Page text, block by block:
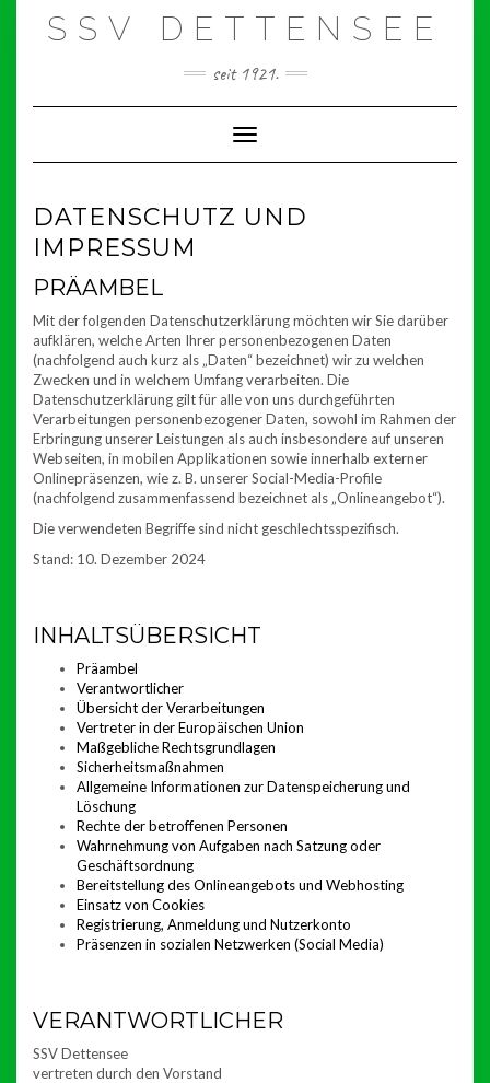
SSV DETTENSEE
seit 1921.
Toggle Navigation
DATENSCHUTZ UND
IMPRESSUM
PRÄAMBEL
Mit der folgenden Datenschutzerklärung möchten wir Sie darüber
aufklären, welche Arten Ihrer personenbezogenen Daten
(nachfolgend auch kurz als „Daten“ bezeichnet) wir zu welchen
Zwecken und in welchem Umfang verarbeiten. Die
Datenschutzerklärung gilt für alle von uns durchgeführten
Verarbeitungen personenbezogener Daten, sowohl im Rahmen der
Erbringung unserer Leistungen als auch insbesondere auf unseren
Webseiten, in mobilen Applikationen sowie innerhalb externer
Onlinepräsenzen, wie z. B. unserer Social-Media-Profile
(nachfolgend zusammenfassend bezeichnet als „Onlineangebot“).
Die verwendeten Begriffe sind nicht geschlechtsspezifisch.
Stand: 10. Dezember 2024
INHALTSÜBERSICHT
Präambel
Verantwortlicher
Übersicht der Verarbeitungen
Vertreter in der Europäischen Union
Maßgebliche Rechtsgrundlagen
Sicherheitsmaßnahmen
Allgemeine Informationen zur Datenspeicherung und
Löschung
Rechte der betroffenen Personen
Wahrnehmung von Aufgaben nach Satzung oder
Geschäftsordnung
Bereitstellung des Onlineangebots und Webhosting
Einsatz von Cookies
Registrierung, Anmeldung und Nutzerkonto
Präsenzen in sozialen Netzwerken (Social Media)
VERANTWORTLICHER
SSV Dettensee
vertreten durch den Vorstand